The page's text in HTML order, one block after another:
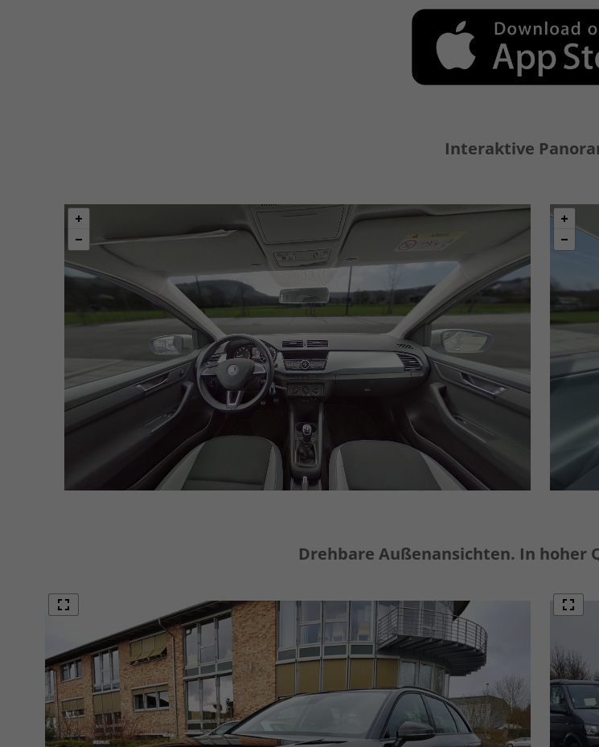
Interaktive
Drehbare Außenansichten. In hoher